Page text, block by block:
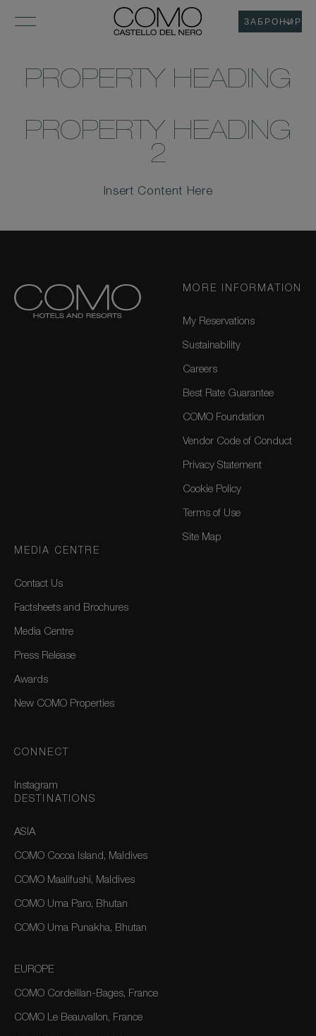
PROPERTY HEADING
PROPERTY HEADING
2
Insert Content Here
MORE INFORMATION
My Reservations
Sustainability
Careers
Best Rate Guarantee
COMO Foundation
Vendor Code of Conduct
Privacy Statement
Cookie Policy
Terms of Use
Site Map
MEDIA CENTRE
Contact Us
Factsheets and Brochures
Media Centre
Press Release
Awards
New COMO Properties
CONNECT
Instagram
DESTINATIONS
ASIA
COMO Cocoa Island, Maldives
COMO Maalifushi, Maldives
COMO Uma Paro, Bhutan
COMO Uma Punakha, Bhutan
EUROPE
COMO Cordeillan-Bages, France
COMO Le Beauvallon, France